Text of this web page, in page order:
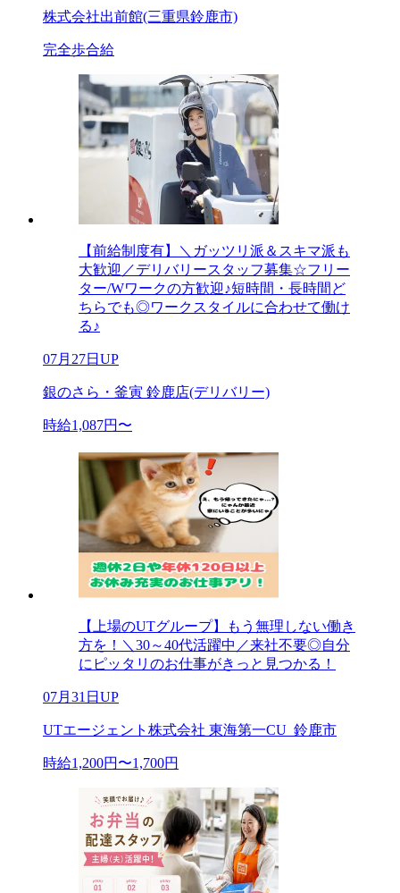
株式会社出前館(三重県鈴鹿市)
完全歩合給
【前給制度有】＼ガッツリ派＆スキマ派も
大歓迎／デリバリースタッフ募集☆フリー
ター/Wワークの方歓迎♪短時間・長時間ど
ちらでも◎ワークスタイルに合わせて働け
る♪
07月27日UP
銀のさら・釜寅 鈴鹿店(デリバリー)
時給1,087円〜
【上場のUTグループ】もう無理しない働き
方を！＼30～40代活躍中／来社不要◎自分
にピッタリのお仕事がきっと見つかる！
07月31日UP
UTエージェント株式会社 東海第一CU_鈴鹿市
時給1,200円〜1,700円